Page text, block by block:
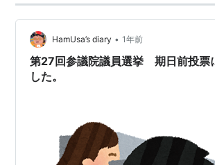
HamUsa’s diary • 1年前
第27回参議院議員選挙 期日前投票
した。